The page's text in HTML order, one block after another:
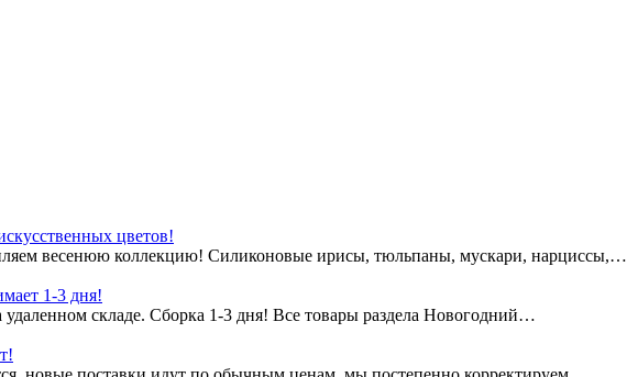
цветов!
весенюю коллекцию! Силиконовые ирисы, тюльпаны, мускари, нарциссы,…
1-3 дня!
удаленном складе. Сборка 1-3 дня! Все товары раздела Новогодний…